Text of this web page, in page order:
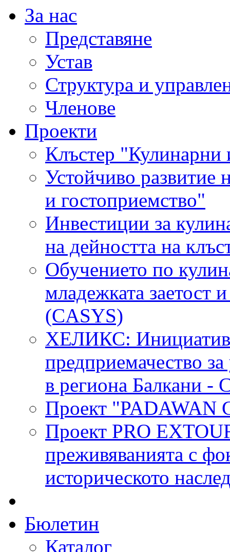
За нас
Представяне
Устав
Структура и
Членове
Проекти
Клъстер "Кулинарни
Устойчиво развитие
и гостоприемство"
Инвестиции за
на дейността на
Обучението по
младежката заетост
(CASYS)
ХЕЛИКС:
предприемачество
в региона Балкани -
Проект "PADAWAN
Проект PRO
преживяванията с
историческото
Бюлетин
Каталог